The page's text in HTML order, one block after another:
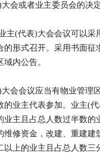
或者业主委员会的决
(代表)大会会议可以采
的形式召开。采用书面
内公告。
会议应当有物业管理区
的业主代表参加。业主(
业主且占总人数过半数
维修资金，改建、重建
以上的业主且占总人数三